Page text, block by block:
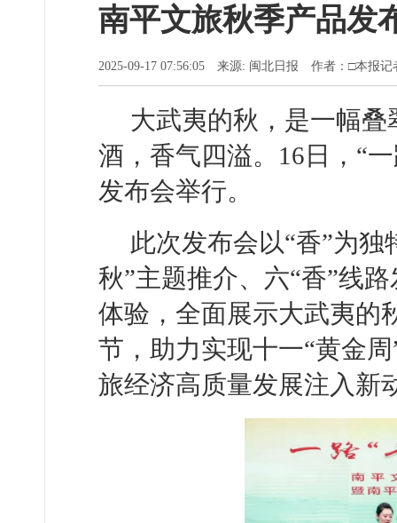
南平文旅秋季产品
2025-09-17 07:56:05 来源: 闽北日报 作者：□本报记
大武夷的秋，是一幅
酒，香气四溢。16日，“
发布会举行。
此次发布会以“香”为独
秋”主题推介、六“香”线
体验，全面展示大武夷的
节，助力实现十一“黄金
旅经济高质量发展注入新